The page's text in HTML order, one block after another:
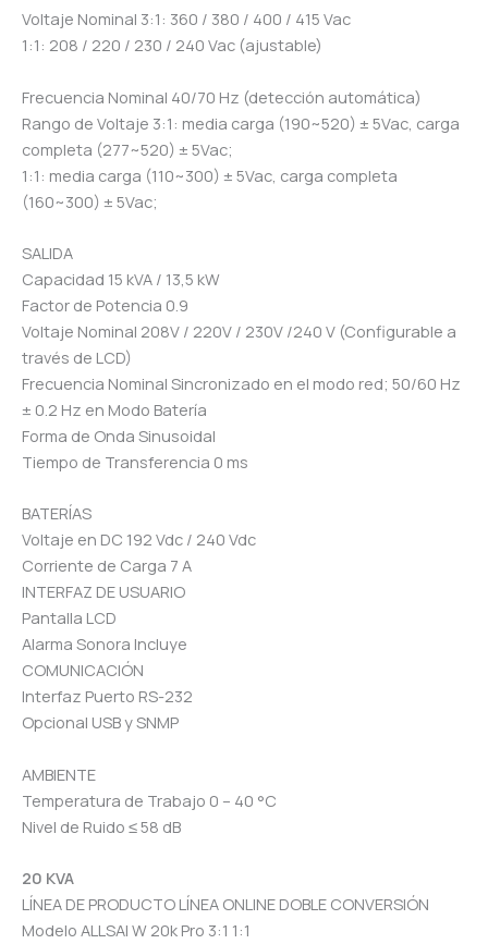
Voltaje Nominal 3:1: 360 / 380 / 400 / 415 Vac
1:1: 208 / 220 / 230 / 240 Vac (ajustable)
Frecuencia Nominal 40/70 Hz (detección automática)
Rango de Voltaje 3:1: media carga (190~520) ± 5Vac, carga
completa (277~520) ± 5Vac;
1:1: media carga (110~300) ± 5Vac, carga completa
(160~300) ± 5Vac;
SALIDA
Capacidad 15 kVA / 13,5 kW
Factor de Potencia 0.9
Voltaje Nominal 208V / 220V / 230V /240 V (Configurable a
través de LCD)
Frecuencia Nominal Sincronizado en el modo red; 50/60 Hz
± 0.2 Hz en Modo Batería
Forma de Onda Sinusoidal
Tiempo de Transferencia 0 ms
BATERÍAS
Voltaje en DC 192 Vdc / 240 Vdc
Corriente de Carga 7 A
INTERFAZ DE USUARIO
Pantalla LCD
Alarma Sonora Incluye
COMUNICACIÓN
Interfaz Puerto RS-232
Opcional USB y SNMP
AMBIENTE
Temperatura de Trabajo 0 – 40 °C
Nivel de Ruido ≤ 58 dB
20 KVA
LÍNEA DE PRODUCTO LÍNEA ONLINE DOBLE CONVERSIÓN
Modelo ALLSAI W 20k Pro 3:1 1:1